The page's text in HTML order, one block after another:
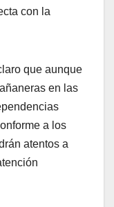
con la
que aunque
en las
a los
atentos a